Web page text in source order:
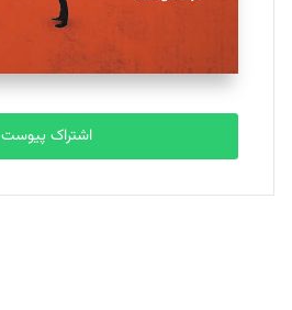
مصطفی مسجدی آرانی
تحریریه
بابک نقاش
تحریریه
اشتراک پیوست